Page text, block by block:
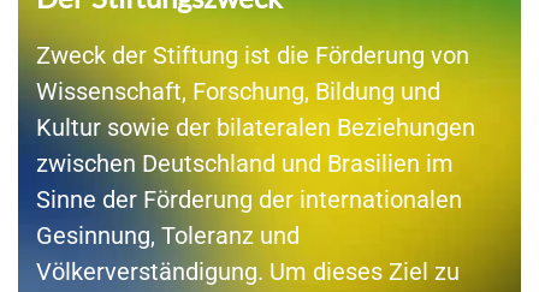
Zweck der Stiftung ist die Förderung von
Wissenschaft, Forschung, Bildung und
Kultur sowie der bilateralen Beziehungen
zwischen Deutschland und Brasilien im
Sinne der Förderung der internationalen
Gesinnung, Toleranz und
Völkerverständigung. Um dieses Ziel zu